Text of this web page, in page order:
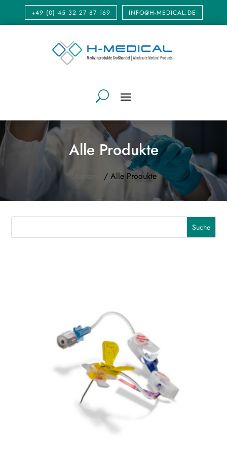
+49 (0) 45 32 27 87 169 INFO@H-MEDICAL.DE
Alle Produkte
/ Alle Produkte